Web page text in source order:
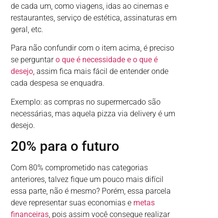
de cada um, como viagens, idas ao cinemas e
restaurantes, serviço de estética, assinaturas em
geral, etc.
Para não confundir com o item acima, é preciso
se perguntaro que é necessidade e o que é
desejo, assim fica mais fácil de entender onde
cada despesa se enquadra.
Exemplo: as compras no supermercado são
necessárias, mas aquela pizza via delivery é um
desejo.
20% para o futuro
Com 80% comprometido nas categorias
anteriores, talvez fique um pouco mais difícil
essa parte, não é mesmo? Porém, essa parcela
deve representar suas economias e metas
financeiras, pois assim você consegue realizar